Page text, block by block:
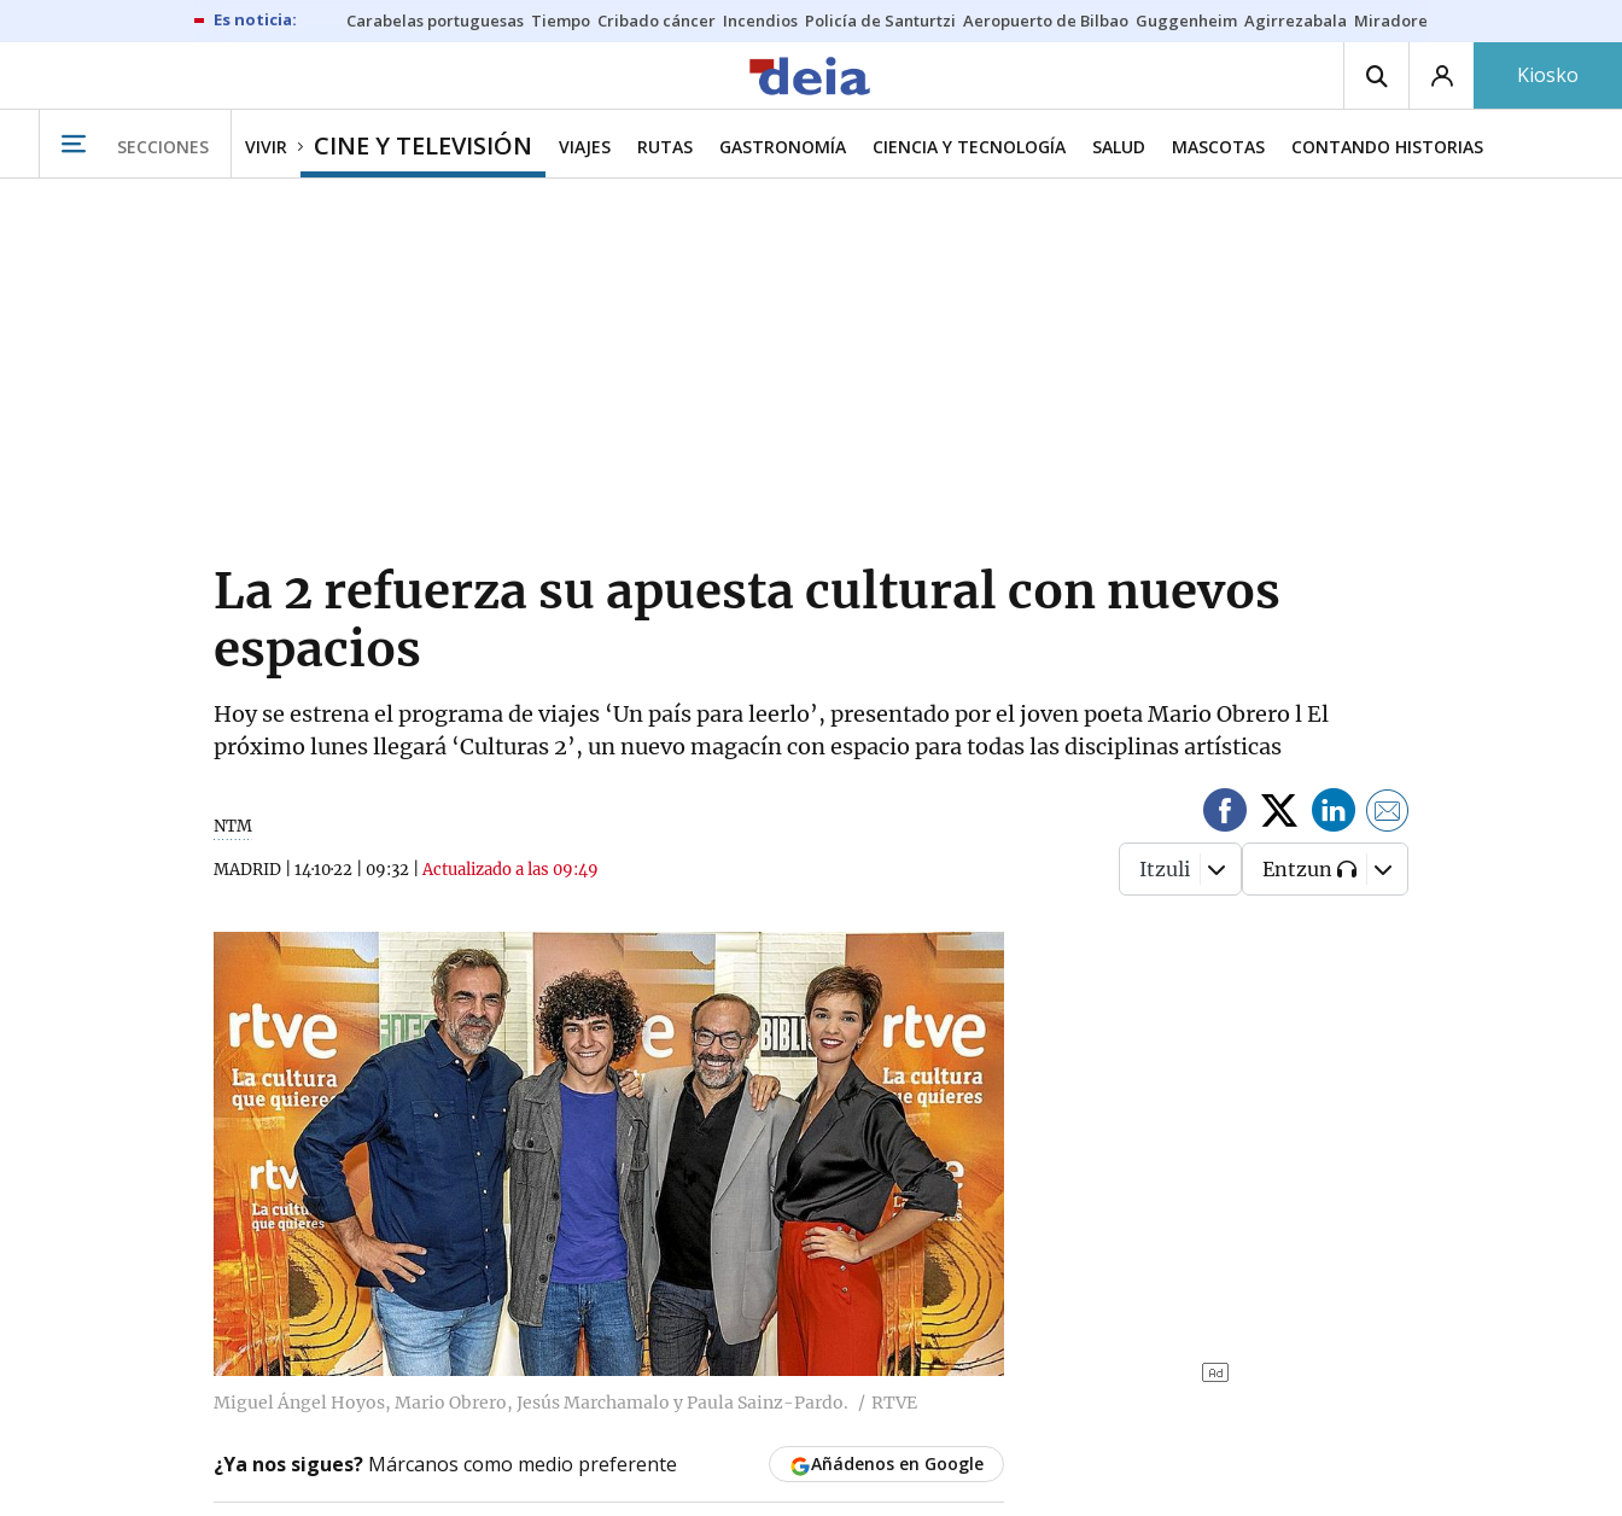
Carabelas portuguesas Tiempo Cribado cáncer Incendios Policía de Santurtzi Aeropuerto de Bilbao Guggenheim Agirrezabala Miradores en Bilbao
Kiosko
SECCIONES VIVIR CINE Y TELEVISIÓN VIAJES RUTAS GASTRONOMÍA CIENCIA Y TECNOLOGÍA SALUD MASCOTAS CONTANDO HISTORIAS
La 2 refuerza su apuesta cultural con nuevos
espacios
Hoy se estrena el programa de viajes ‘Un país para leerlo’, presentado por el joven poeta Mario Obrero l El
próximo lunes llegará ‘Culturas 2’, un nuevo magacín con espacio para todas las disciplinas artísticas
NTM
MADRID 14·10·22 09:32 |Actualizado a las 09:49 Itzuli Entzun
Miguel Ángel Hoyos, Mario Obrero, Jesús Marchamalo y Paula Sainz-Pardo. RTVE
¿Ya nos sigues? Márcanos como medio preferente Añádenos en Google